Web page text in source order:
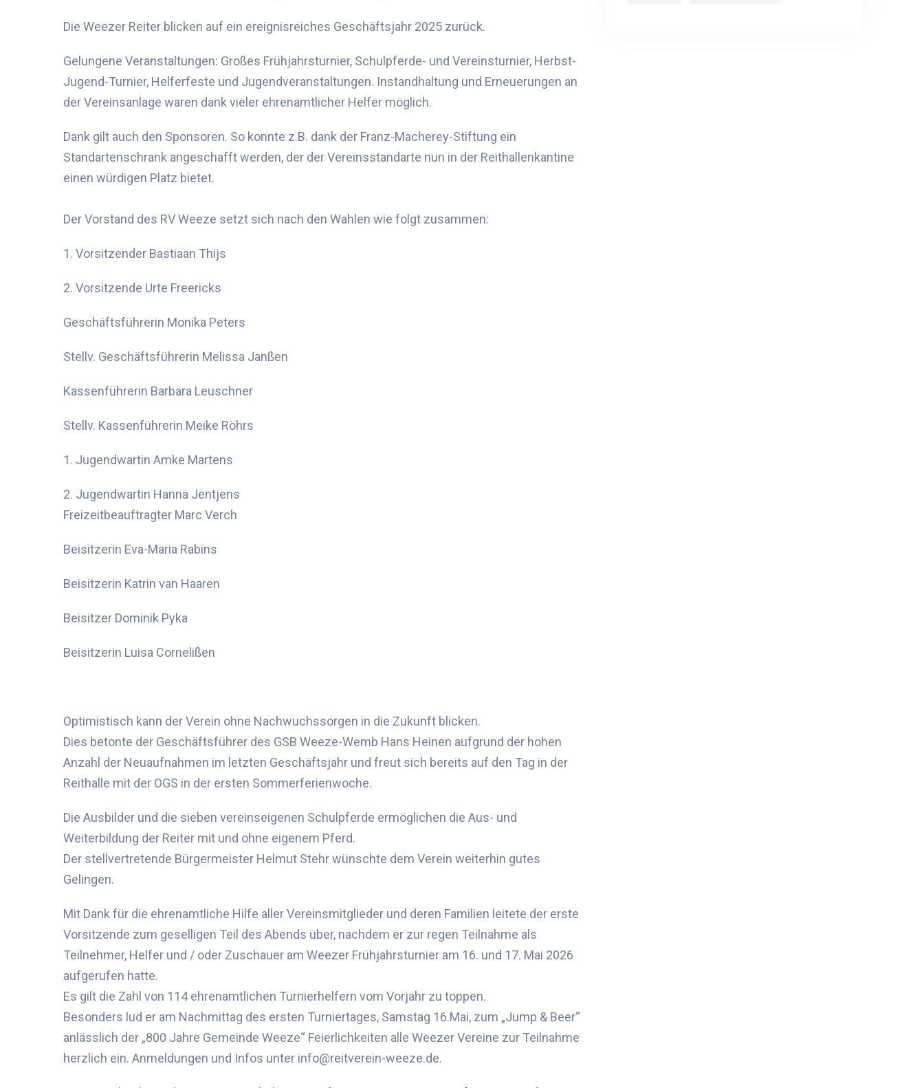
Die WeezerReiter blicken auf ein ereignisreiches Geschäftsjahr 2025zurück.
Gelungene Veranstaltungen: Großes Frühjahrsturnier, Schulpferde- und Vereinsturnier, Herbst-
Jugend-Turnier, Helferfeste und Jugendveranstaltungen. Instandhaltung und Erneuerungen an
der Vereinsanlage waren dank vieler ehrenamtlicher Helfer möglich.
Dank gilt auch den Sponsoren. So konnte z.B. dank der Franz-Macherey-Stiftung ein
Standartenschrank angeschafftwerden, der der Vereinsstandarte nun in der Reithallenkantine
einen würdigen Platz bietet.
Der Vorstand des RV Weeze setzt sich nach den Wahlen wie folgt zusammen:
1. Vorsitzender Bastiaan Thijs
2. Vorsitzende Urte Freericks
Geschäftsführerin Monika Peters
Stellv. Geschäftsführerin Melissa Janßen
Kassenführerin Barbara Leuschner
Stellv. Kassenführerin Meike Röhrs
1. Jugendwartin Amke Martens
2. Jugendwartin Hanna Jentjens
Freizeitbeauftragter Marc Verch
Beisitzerin Eva-Maria Rabins
Beisitzerin Katrin van Haaren
Beisitzer Dominik Pyka
Beisitzerin Luisa Cornelißen
Optimistisch kann der Verein ohne Nachwuchssorgen in die Zukunft blicken.
Dies betonte der Geschäftsführer des GSB Weeze-Wemb Hans Heinen aufgrund der hohen
Anzahl derNeuaufnahmen im letzten Geschäftsjahrund freut sich bereits auf den Tag in der
Reithalle mit der OGS in der ersten Sommerferienwoche.
Die Ausbilder und die sieben vereinseigenen Schulpferde ermöglichen die Aus- und
Weiterbildung der Reitermit und ohne eigenem Pferd.
Der stellvertretende Bürgermeister Helmut Stehr wünschte dem Verein weiterhin gutes
Gelingen.
Mit Dank für die ehrenamtliche Hilfe allerVereinsmitglieder und deren Familien leitete der erste
Vorsitzende zum geselligen Teil des Abends über, nachdem er zur regen Teilnahme als
Teilnehmer, Helfer und / oderZuschauer am WeezerFrühjahrsturnier am 16. und 17. Mai 2026
aufgerufen hatte.
Es gilt die Zahl von 114 ehrenamtlichen Turnierhelfern vom Vorjahr zu toppen.
Besonders lud er am Nachmittag des ersten Turniertages, Samstag 16.Mai, zum „Jump & Beer“
anlässlich der „800 Jahre Gemeinde Weeze“ Feierlichkeiten alle WeezerVereine zur Teilnahme
herzlich ein. Anmeldungen und Infos unter info@reitverein-weeze.de.